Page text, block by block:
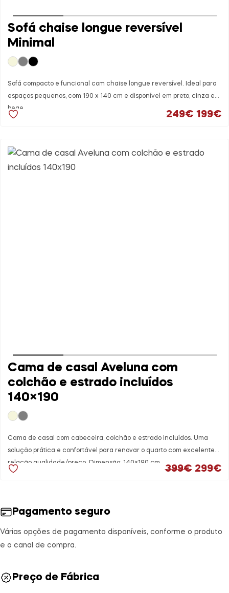
Sofá chaise longue reversível
Minimal
Sofá compacto e funcional com chaise longue reversível. Ideal para
espaços pequenos, com 190 x 140 cm e disponível em preto, cinza e
bege.
249€ O
199€
Cama de casal Aveluna com
colchão e estrado incluídos
140×190
Cama de casal com cabeceira, colchão e estrado incluídos. Uma
solução prática e confortável para renovar o quarto com excelente
relação qualidade/preço. Dimensão: 140×190 cm.
399€ O
299€
Pagamento seguro
Várias opções de pagamento disponíveis, conforme o produto
e o canal de compra.
Preço de Fábrica